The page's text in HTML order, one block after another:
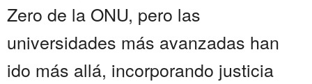
Zero de la ONU, pero las
universidades más avanzadas han
ido más allá, incorporando justicia